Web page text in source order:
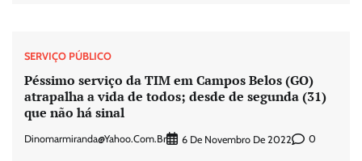
SERVIÇO PÚBLICO
Péssimo serviço da TIM em Campos Belos (GO)
atrapalha a vida de todos; desde de segunda (31)
que não há sinal
Dinomarmiranda@yahoo.com.br 6 De Novembro De 2022 0